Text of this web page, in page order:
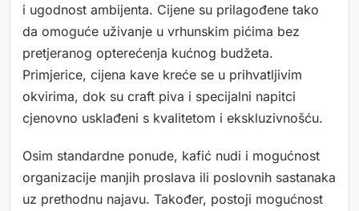
i ugodnost ambijenta. Cijene su prilagođene tako
da omoguće uživanje u vrhunskim pićima bez
pretjeranog opterećenja kućnog budžeta.
Primjerice, cijena kave kreće se u prihvatljivim
okvirima, dok su craft piva i specijalni napitci
cjenovno usklađeni s kvalitetom i ekskluzivnošću.
Osim standardne ponude, kafić nudi i mogućnost
organizacije manjih proslava ili poslovnih sastanaka
uz prethodnu najavu. Također, postoji mogućnost